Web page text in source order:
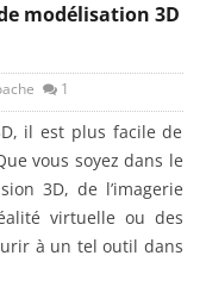
modélisation 3D
1
il est plus facile de
vous soyez dans le
3D, de l’imagerie
virtuelle ou des
à un tel outil dans